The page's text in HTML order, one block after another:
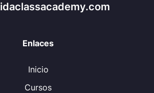
Enlaces
Inicio
Cursos